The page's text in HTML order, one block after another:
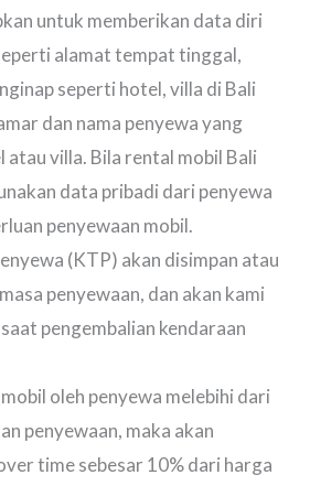
untuk memberikan data diri
alamat tempat tinggal,
seperti hotel, villa di Bali
dan nama penyewa yang
villa. Bila rental mobil Bali
data pribadi dari penyewa
penyewaan mobil.
(KTP) akan disimpan atau
penyewaan, dan akan kami
pengembalian kendaraan
oleh penyewa melebihi dari
penyewaan, maka akan
time sebesar 10% dari harga